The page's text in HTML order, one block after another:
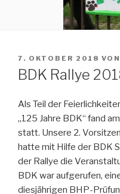
VERÖFFENTLICHT
AM
7. OKTOBER 2018 VON
BDK Rallye
Als Teil der
„125 Jahre BDK“ fand
statt. Unsere 2.
hatte mit Hilfe der BDK
der Rallye die
BDK war aufgerufen,
diesjährigen BHP-